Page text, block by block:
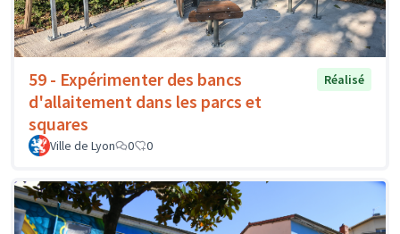
59 - Expérimenter des bancs
d'allaitement dans les parcs et
squares
Réalisé
Ville de Lyon 0 0